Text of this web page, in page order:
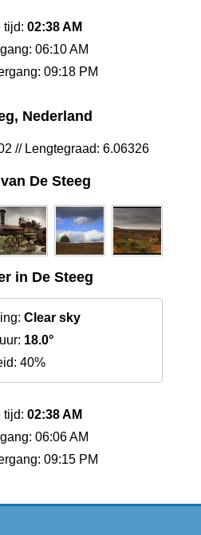
tijd: 02:38 AM
06:10 AM
09:18 PM
Nederland
// Lengtegraad: 6.06326
De Steeg
in De Steeg
Clear sky
18.0°
40%
tijd: 02:38 AM
06:06 AM
09:15 PM